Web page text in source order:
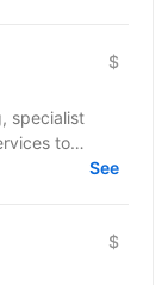
$
specialist
to
providing...
See
$